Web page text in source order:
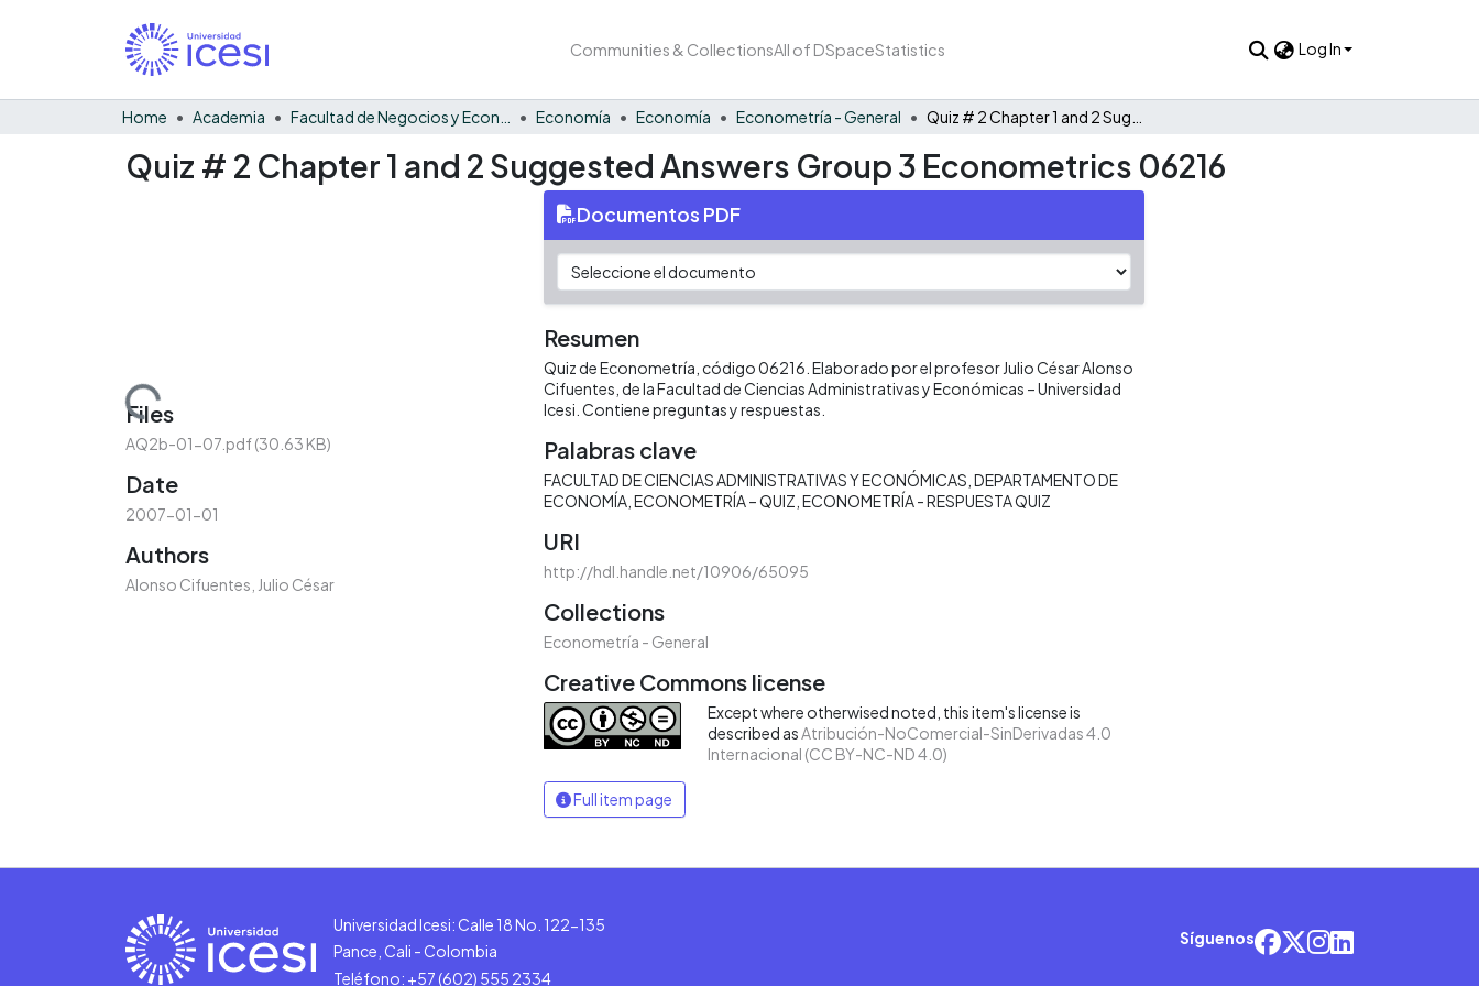
Communities & CollectionsAll of DSpaceStatistics Log In
Home Academia Economía Economía Econometría - General
Quiz # 2 Chapter 1 and 2 Suggested Answers Group 3 Econometrics 06216
Loading...
Files
AQ2b-01-07.pdf(30.63 KB)
Date
2007-01-01
Authors
Alonso Cifuentes, Julio César
Documentos PDF
Resumen
Quiz de Econometría, código 06216. Elaborado por el profesor Julio César Alonso
Cifuentes, de la Facultad de Ciencias Administrativas y Económicas – Universidad
Icesi. Contiene preguntas y respuestas.
Palabras clave
FACULTAD DE CIENCIAS ADMINISTRATIVAS Y ECONÓMICAS DEPARTAMENTO DE
ECONOMÍA ECONOMETRÍA – QUIZ ECONOMETRÍA - RESPUESTA QUIZ
URI
http://hdl.handle.net/10906/65095
Collections
Econometría - General
Creative Commons license
Except where otherwised noted, this item's license is
described as Atribución-NoComercial-SinDerivadas 4.0
Internacional (CC BY-NC-ND 4.0)
Full item page
Universidad Icesi: Calle 18 No. 122-135
Pance, Cali - Colombia
Teléfono: +57 (602) 555 2334
Síguenos